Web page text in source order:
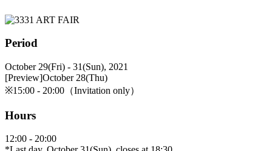
Period
October 29(Fri) - 31(Sun), 2021
[Preview]October 28(Thu)
※15:00 - 20:00（Invitation only）
Hours
12:00 - 20:00